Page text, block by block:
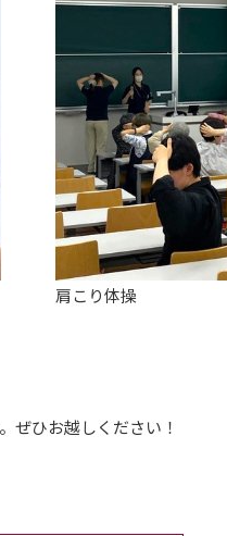
肩こり体操
ぜひお越しください！